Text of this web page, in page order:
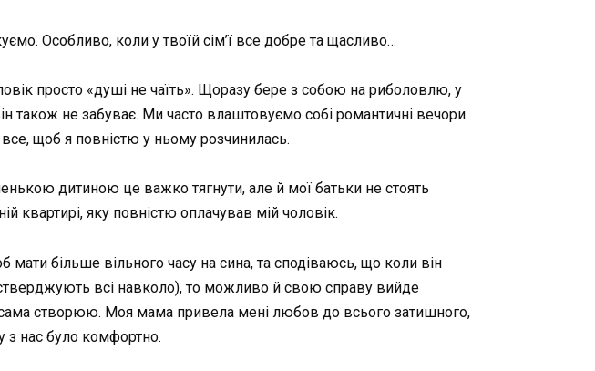
Особливо, коли у твоїй сім’ї все добре та щасливо…
просто «душі не чаїть». Щоразу бере з собою на риболовлю, у
також не забуває. Ми часто влаштовуємо собі романтичні вечори
все, щоб я повністю у ньому розчинилась.
дитиною це важко тягнути, але й мої батьки не стоять
яку повністю оплачував мій чоловік.
більше вільного часу на сина, та сподіваюсь, що коли він
всі навколо), то можливо й свою справу вийде
створюю. Моя мама привела мені любов до всього затишного,
нас було комфортно.